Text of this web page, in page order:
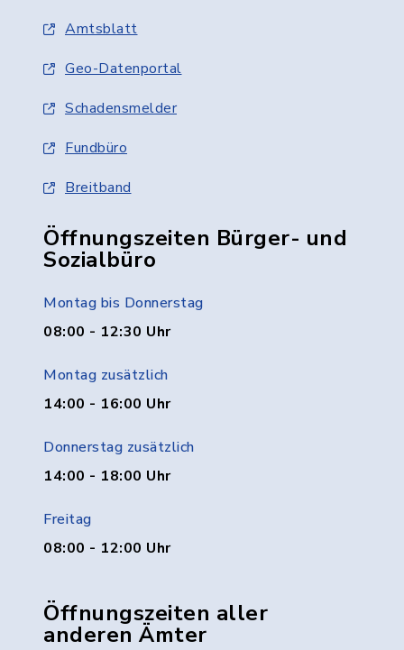
Amtsblatt
Geo-Datenportal
Schadensmelder
Fundbüro
Breitband
Öffnungszeiten Bürger- und
Sozialbüro
Montag bis Donnerstag
08:00 - 12:30 Uhr
Montag zusätzlich
14:00 - 16:00 Uhr
Donnerstag zusätzlich
14:00 - 18:00 Uhr
Freitag
08:00 - 12:00 Uhr
Öffnungszeiten aller
anderen Ämter